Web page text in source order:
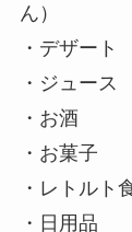
ん）
・デザート
・ジュース
・お酒
・お菓子
・レトルト
・日用品